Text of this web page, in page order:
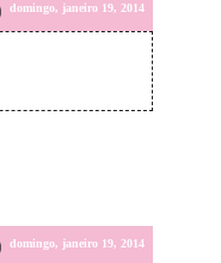
domingo, janeiro 19, 2014
domingo, janeiro 19, 2014